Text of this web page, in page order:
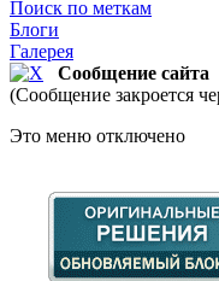
Поиск по меткам
Блоги
Галерея
Сообщение сайта
(Сообщение закроется
Это меню отключено